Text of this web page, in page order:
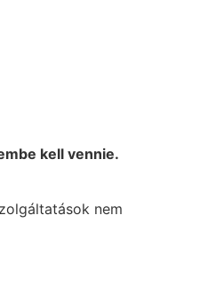
kell vennie.
nem